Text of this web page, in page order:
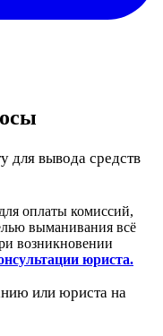
для вывода средств
оплаты комиссий,
выманивания всё
возникновении
юриста.
или юриста на